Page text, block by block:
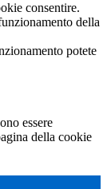
consentire.
della
potete
essere
della cookie